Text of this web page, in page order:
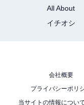
All About
イチオシ
会社概要
プライバシーポリ
当サイトの情報につい